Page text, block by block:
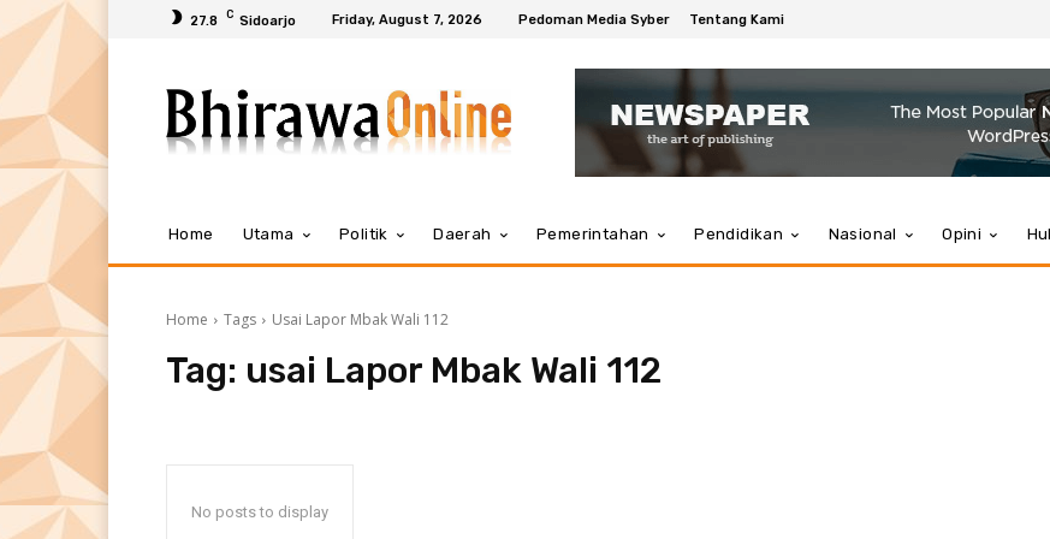
27.8 C Sidoarjo Friday, August 7, 2026 Pedoman Media Syber Tentang Kami
Home Utama Politik Daerah Pemerintahan Pendidikan Nasional Opini
Home Tags Usai Lapor Mbak Wali 112
Tag: usai Lapor Mbak Wali 112
No posts to display